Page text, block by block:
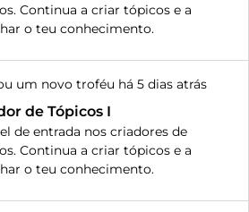
Continua a criar tópicos e a
o teu conhecimento.
um novo troféu há 5 dias atrás
de Tópicos I
de entrada nos criadores de
Continua a criar tópicos e a
o teu conhecimento.